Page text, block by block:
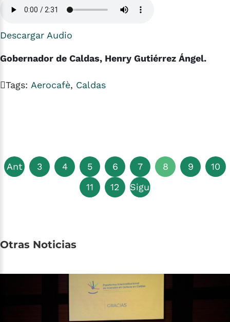
Descargar Audio
Gobernador de Caldas, Henry Gutiérrez Ángel.
Tags: Aerocafè, Caldas
Ant 3 4 5 6 7 8 9
10
11
12 Siguiente
Otras Noticias